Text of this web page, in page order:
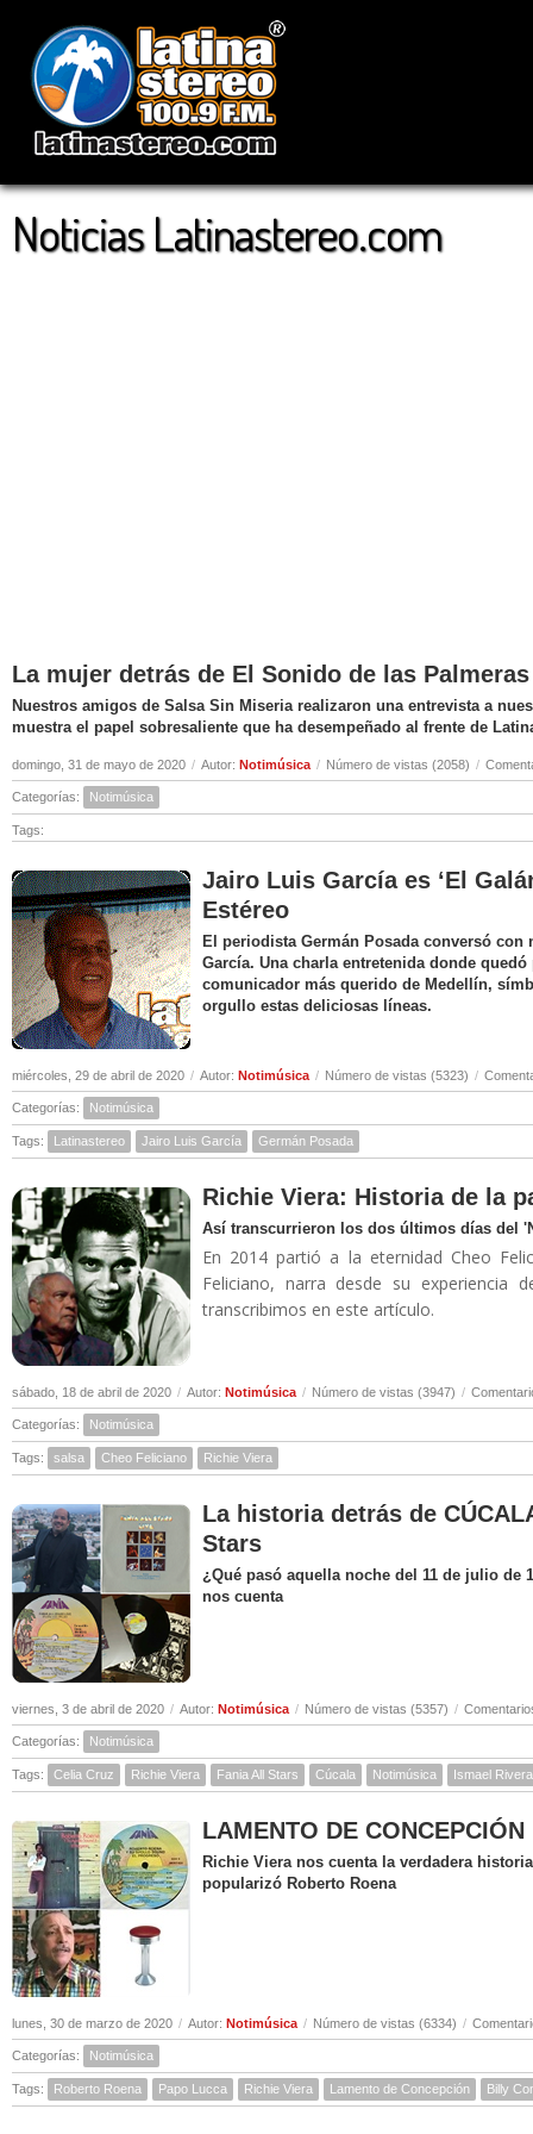
Noticias Latinastereo.com
La mujer detrás de El Sonido de las Palmeras
Nuestros amigos de Salsa Sin Miseria realizaron una entrevista a
muestra el papel sobresaliente que ha desempeñado al frente de
domingo, 31 de mayo de 2020 / Autor: Notimúsica / Número de vistas (2058) /
Categorías: Notimúsica
Tags:
Jairo Luis García es ‘El
Estéreo
El periodista Germán Posada conversó
García. Una charla entretenida donde
comunicador más querido de Medellín,
orgullo estas deliciosas líneas.
miércoles, 29 de abril de 2020 / Autor: Notimúsica / Número de vistas (5323) /
Categorías: Notimúsica
Tags: Latinastereo Jairo Luis García Germán Posada
Richie Viera: Historia de la
Así transcurrieron los dos últimos días del
En 2014 partió a la eternidad Cheo
Feliciano, narra desde su experiencia
transcribimos en este artículo.
sábado, 18 de abril de 2020 / Autor: Notimúsica / Número de vistas (3947) /
Categorías: Notimúsica
Tags: salsa Cheo Feliciano Richie Viera
La historia detrás de
Stars
¿Qué pasó aquella noche del 11 de julio de
nos cuenta
viernes, 3 de abril de 2020 / Autor: Notimúsica / Número de vistas (5357) /
Categorías: Notimúsica
Tags: Celia Cruz Richie Viera Fania All Stars Cúcala Notimúsica Ismael Rivera
LAMENTO DE
Richie Viera nos cuenta la verdadera
popularizó Roberto Roena
lunes, 30 de marzo de 2020 / Autor: Notimúsica / Número de vistas (6334) /
Categorías: Notimúsica
Tags: Roberto Roena Papo Lucca Richie Viera Lamento de Concepción Billy